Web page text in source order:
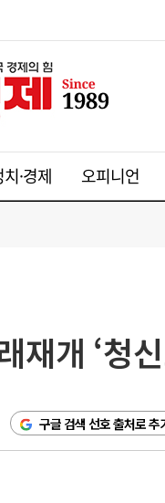
·경제 오피니언
개 ‘청신
구글 검색 선호 출처로 추